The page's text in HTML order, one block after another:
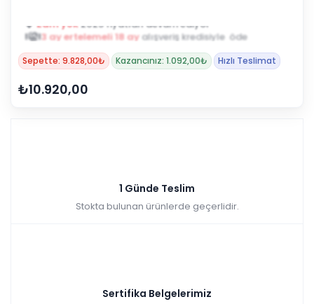
3 ay ertelemeli 18 ayalışveriş kredisiyle öde
Sepette: 9.828,00₺ Kazancınız: 1.092,00₺ Hızlı Teslimat
₺10.920,00
1 Günde Teslim
Stokta bulunan ürünlerde geçerlidir.
Sertifika Belgelerimiz